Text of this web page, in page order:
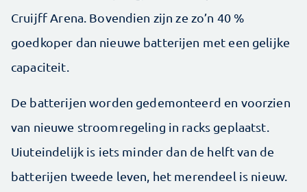
Cruijff Arena. Bovendien zijn ze zo’n 40 %
goedkoper dan nieuwe batterijen met een gelijke
capaciteit.
De batterijen worden gedemonteerd en voorzien
van nieuwe stroomregeling in racks geplaatst.
Uiuteindelijk is iets minder dan de helft van de
batterijen tweede leven, het merendeel is nieuw.